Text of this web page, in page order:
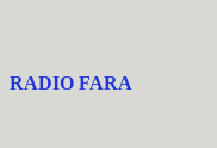
RADIO FARA